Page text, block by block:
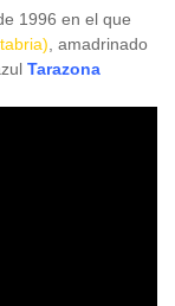
1996 en el que
, amadrinado
Tarazona